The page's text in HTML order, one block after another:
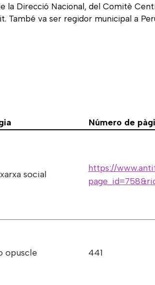
la Direcció Nacional, del Comitè
També va ser regidor municipal a
Número de
social
https://
opuscle 441